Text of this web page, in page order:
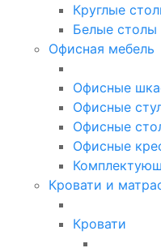
Круглые
Белые столы
Офисная мебель
Офисные
Офисные
Офисные
Офисные
Кровати и
Кровати